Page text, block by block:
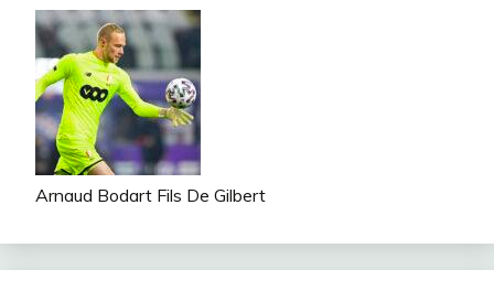
Arnaud Bodart Fils De Gilbert